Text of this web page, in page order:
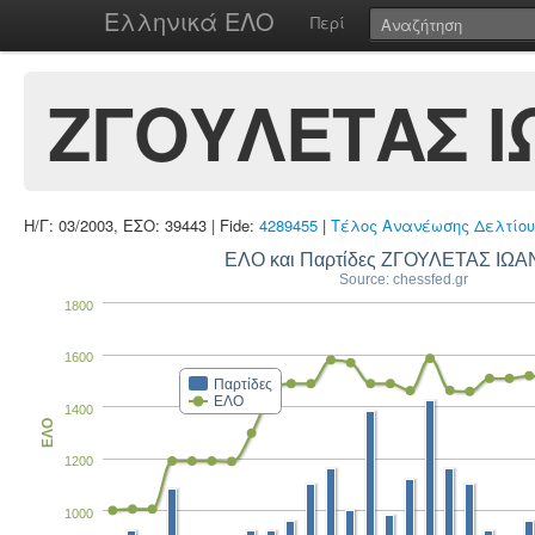
Ελληνικά ΕΛΟ Περί
ΖΓΟΥΛΕΤΑΣ
Η/Γ: 03/2003, ΕΣΟ: 39443 | Fide: 4289455 | Τέλος Ανανέωσης Δελτίου
ΕΛΟ και Παρτίδες ΖΓΟΥΛΕΤΑΣ
Source: chessfed.gr
Παρτίδες
ΕΛΟ
1000
1200
1400
1600
1800
ΕΛΟ